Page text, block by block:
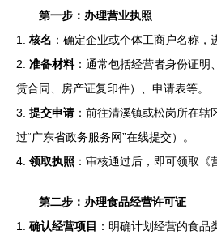
第一步：办理营业执照
1. 核名 ：确定企业或个体工商户名称，
2. 准备材料：通常包括经营者身份证明
赁合同、房产证复印件）、申请表等。
3. 提交申请：前往清溪镇或松岗所在辖
过“广东省政务服务网”在线提交）。
4. 领取执照 ：审核通过后，即可领取《
第二步：办理食品经营许可证
1. 确认经营项目 ：明确计划经营的食品